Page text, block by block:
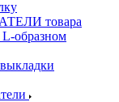
товара
L-образном